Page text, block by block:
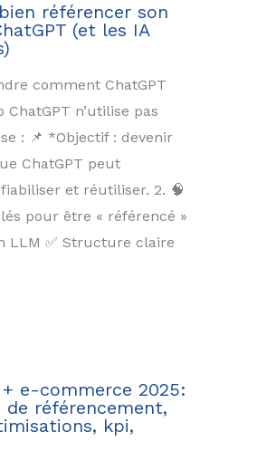
référencer son
(et les IA
comment ChatGPT
ChatGPT n’utilise pas
: 📌 *Objectif : devenir
ChatGPT peut
et réutiliser. 2. 🧠
pour être « référencé »
LLM ✅ Structure claire
+ e-commerce 2025:
de référencement,
kpi,